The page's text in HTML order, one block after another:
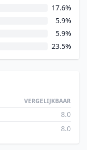
17.6%
5.9%
5.9%
23.5%
VERGELIJKBAAR
8.0
8.0